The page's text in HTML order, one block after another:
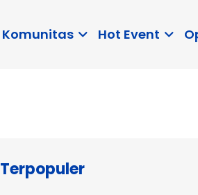
Komunitas Hot Event
Terpopuler